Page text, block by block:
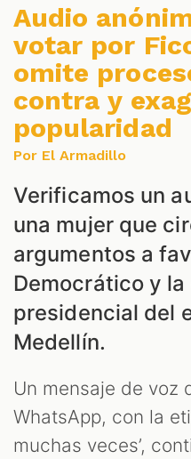
Audio
votar por
omite
contra y
popularidad
Por El Armadillo
Verificamos un
una mujer que
argumentos a
Democrático y
presidencial del
Medellín.
Un mensaje de voz
WhatsApp, con la
muchas veces’,